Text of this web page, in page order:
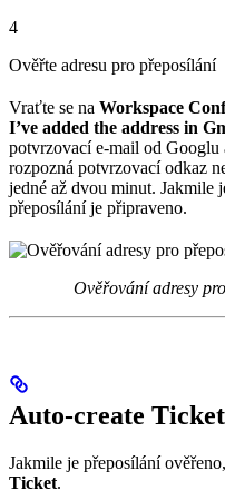
4
Ověřte adresu pro přeposílání
Vraťte se na Workspace
I’ve added the address in
potvrzovací e-mail od
rozpozná potvrzovací odkaz
jedné až dvou minut. Jakmile
přeposílání je připraveno.
Ověřování adresy
Auto-create Ticket
Jakmile je přeposílání
Ticket.